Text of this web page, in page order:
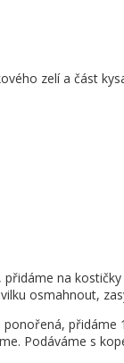
zelí a část
na
osmahnout,
Podáváme s